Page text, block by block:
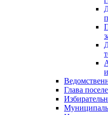
Глава